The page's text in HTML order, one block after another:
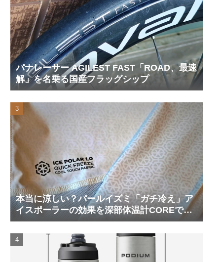
パナレーサー AGILEST FAST「ROAD、最速
解」を名乗る国産フラッグシップ
本当に涼しい？パールイズミ「ガチ冷え」ア
イスポーラーの効果を深部体温計COREで測
ってみた